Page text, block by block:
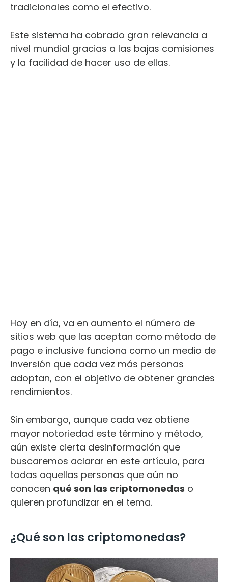
tradicionales como el efectivo.
Este sistema ha cobrado gran relevancia a
nivel mundial gracias a las bajas comisiones
y la facilidad de hacer uso de ellas.
Hoy en día, va en aumento el número de
sitios web que las aceptan como método de
pago e inclusive funciona como un medio de
inversión que cada vez más personas
adoptan, con el objetivo de obtener grandes
rendimientos.
Sin embargo, aunque cada vez obtiene
mayor notoriedad este término y método,
aún existe cierta desinformación que
buscaremos aclarar en este artículo, para
todas aquellas personas que aún no
conocen qué son las criptomonedas o
quieren profundizar en el tema.
¿Qué son las criptomonedas?